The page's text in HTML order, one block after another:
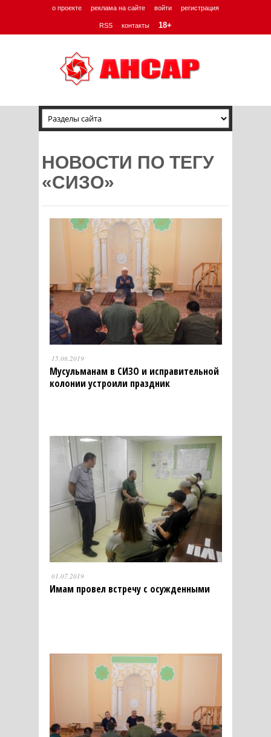
о проекте реклама на сайте войти регистрация
RSS контакты 18+
НОВОСТИ ПО ТЕГУ
«СИЗО»
15.08.2019
Мусульманам в СИЗО и исправительной
колонии устроили праздник
01.07.2019
Имам провел встречу с осужденными